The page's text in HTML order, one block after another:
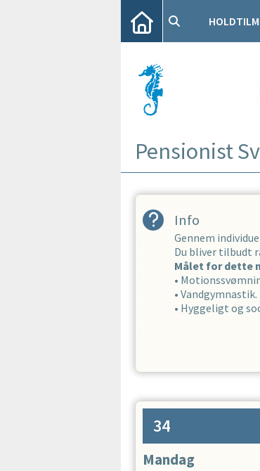
Pensionist
Info
Gennem
Du bliver tilbudt
Målet for dette
•
• Vandgymnastik.
• Hyggeligt og
34
Mandag